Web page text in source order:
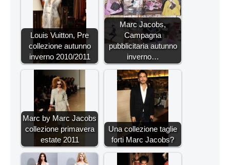
Louis Vuitton, Pre
collezione autunno
inverno 2010/2011
Marc Jacobs,
Campagna
pubblicitaria autunno
inverno…
Marc by Marc Jacobs
collezione primavera
estate 2011
Una collezione taglie
forti Marc Jacobs?